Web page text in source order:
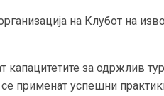
на Клубот на
за одржлив
применат успешни